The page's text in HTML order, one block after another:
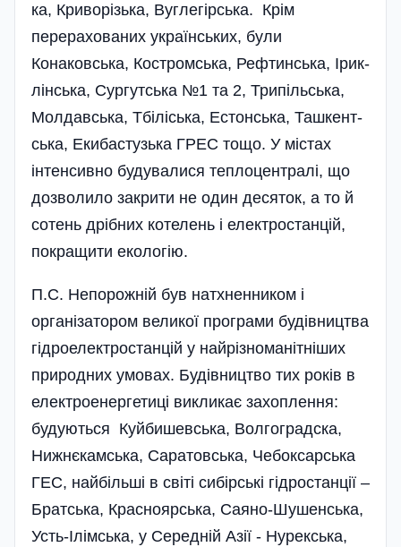
ка­­,­ Криворізька, Вуглегірська. Крім
перерахованих українських, були
Конаковська, Кост­ро­м­­ська, Рефтинська, Ірик­
лін­ська, Сургутська №1 та 2, Трипіл­ьська,
Молдавська, Тбі­­ліська, Естонська, Таш­кент­­
ська, Екибастузька ГРЕС тощо. У містах
інтенсивно бу­дува­лися теплоцентралі, що
дозволило закрити не один де­сяток, а то й
сотень дріб­них котелень і електростан­цій,
покращити екологію.
П.С. Непорожній був натхненником і
організатором великої програми будівництва
гідроелектростанцій у найрізноманітніших
природних умо­­вах. Будівництво тих років в
електроенергетиці викликає захоплення:
будуються Куйбишевська, Волгоградска,
Нижнєкамська, Саратовська, Чебоксарська
ГЕС, найбільші в світі сибірські гідростанції –
Братська, Красноярська, Саяно-Шушенська,
Усть-Ілім­сь­ка, у Середній Азії - Нурекська,